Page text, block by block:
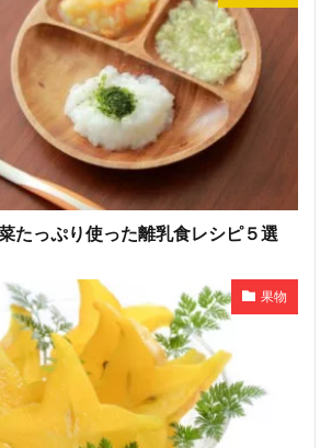
たっぷり使った離乳食レシピ５選
果物